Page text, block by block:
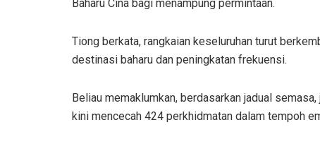
Baharu Cina bagi menampung permintaan.
Tiong berkata, rangkaian keseluruhan turut
destinasi baharu dan peningkatan frekuensi.
Beliau memaklumkan, berdasarkan jadual
kini mencecah 424 perkhidmatan dalam tempoh